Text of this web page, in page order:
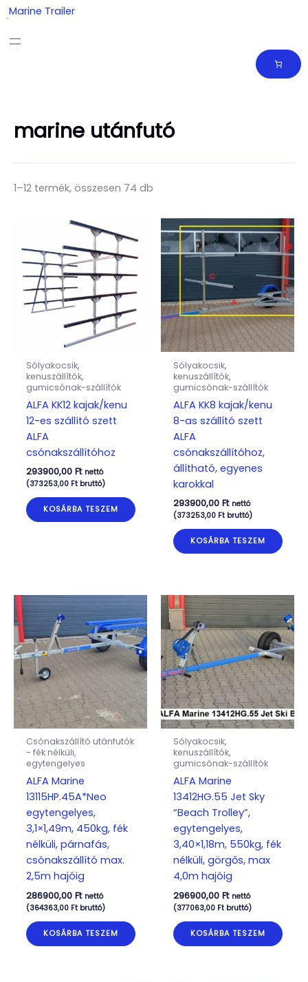
Skip
to
content
Marine Trailer
marine utánfutó
1–12 termék, összesen 74 db
Sólyakocsik,
kenuszállítók,
gumicsónak-szállítók
ALFA KK12 kajak/kenu
12-es szállító szett
ALFA
csónakszállítóhoz
293900,00 Ft nettó
(373253,00 Ftbruttó)
KOSÁRBA TESZEM
Sólyakocsik,
kenuszállítók,
gumicsónak-szállítók
ALFA KK8 kajak/kenu
8-as szállító szett
ALFA
csónakszállítóhoz,
állítható, egyenes
karokkal
293900,00 Ft nettó
(373253,00 Ftbruttó)
KOSÁRBA TESZEM
Csónakszállító utánfutók
- fék nélküli,
egytengelyes
ALFA Marine
13115HP.45A*Neo
egytengelyes,
3,1×1,49m, 450kg, fék
nélküli, párnafás,
csónakszállító max.
2,5m hajóig
286900,00 Ft nettó
(364363,00 Ftbruttó)
KOSÁRBA TESZEM
Sólyakocsik,
kenuszállítók,
gumicsónak-szállítók
ALFA Marine
13412HG.55 Jet Sky
“Beach Trolley”,
egytengelyes,
3,40×1,18m, 550kg, fék
nélküli, görgős, max
4,0m hajóig
296900,00 Ft nettó
(377063,00 Ftbruttó)
KOSÁRBA TESZEM